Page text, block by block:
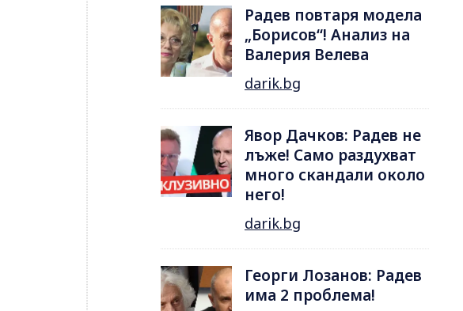
Радев повтаря модела
„Борисов“! Анализ на
Валерия Велева
darik.bg
Явор Дачков: Радев не
лъже! Само раздухват
много скандали около
него!
darik.bg
Георги Лозанов: Радев
има 2 проблема!